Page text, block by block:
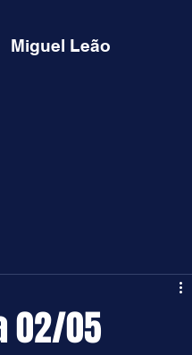
Miguel Leão
02/05